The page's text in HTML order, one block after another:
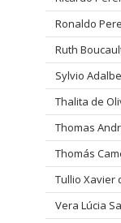
Ronaldo
Ruth
Sylvio
Thalita de
Thomas
Thomás
Tullio Xavier
Vera Lúcia